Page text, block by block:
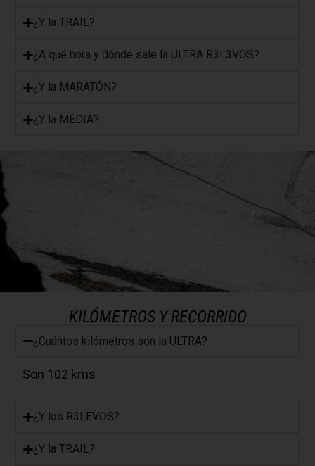
¿Y la TRAIL?
¿A qué hora y dónde sale la ULTRA R3L3VOS?
​¿Y la MARATÓN?
​¿Y la MEDIA?
KILÓMETROS Y RECORRIDO
¿Cuántos kilómetros son la ULTRA?
Son 102 kms
¿Y los R3LEVOS?
¿Y la TRAIL?